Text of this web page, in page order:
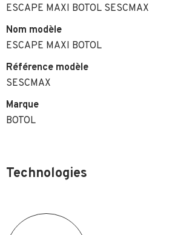
ESCAPE MAXI BOTOL SESCMAX
Nom modèle
ESCAPE MAXI BOTOL
Référence modèle
SESCMAX
Marque
BOTOL
Technologies